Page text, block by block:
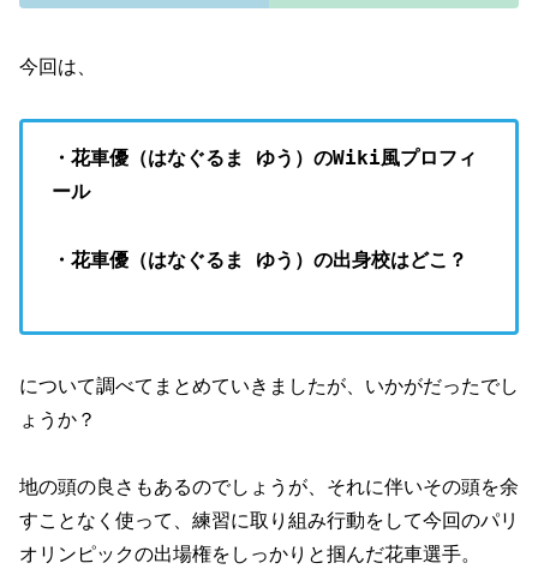
今回は、
・花車優（はなぐるま ゆう）のWiki風プロフィ
ール
・花車優（はなぐるま ゆう）の出身校はどこ？
について調べてまとめていきましたが、いかがだったでし
ょうか？
地の頭の良さもあるのでしょうが、それに伴いその頭を余
すことなく使って、練習に取り組み行動をして今回のパリ
オリンピックの出場権をしっかりと掴んだ花車選手。